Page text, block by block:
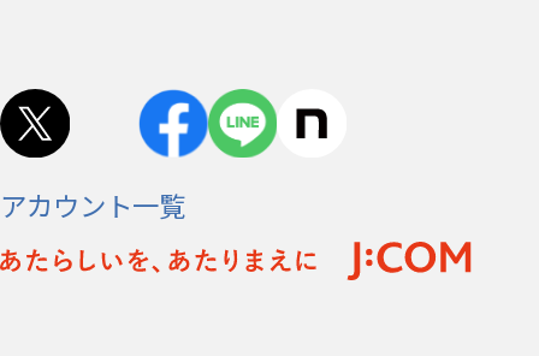
アカウント一覧